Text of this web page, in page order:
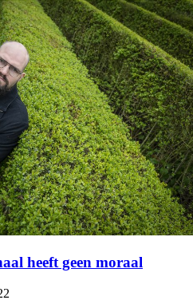
heeft geen moraal